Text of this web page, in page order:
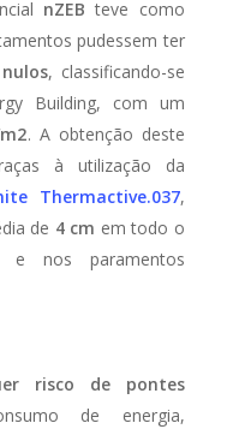
nZEB teve como
pudessem ter
, classificando-se
Building, com um
. A obtenção deste
à utilização da
Thermactive.037,
de 4 cm em todo o
e nos paramentos
risco de pontes
de energia,